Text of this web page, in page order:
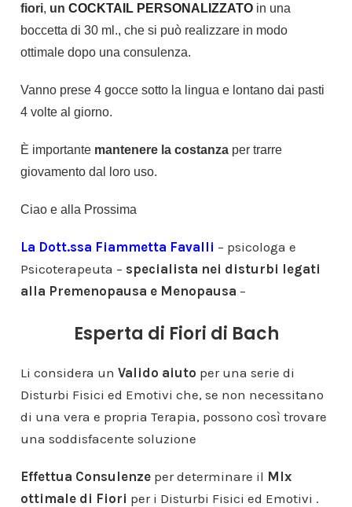
fiori, un COCKTAIL PERSONALIZZATOin una
boccetta di 30 ml., che si può realizzare in modo
ottimale dopo una consulenza.
Vanno prese 4 gocce sotto la lingua e lontano dai pasti
4 volte al giorno.
È importante mantenere la costanzaper trarre
giovamento dal loro uso.
Ciao e alla Prossima
La Dott.ssa Fiammetta Favalli – psicologa e
Psicoterapeuta – specialista nei disturbi legati
alla Premenopausa e Menopausa –
Esperta di Fiori di Bach
Li considera un Valido aiuto per una serie di
Disturbi Fisici ed Emotivi che, se non necessitano
di una vera e propria Terapia, possono così trovare
una soddisfacente soluzione
Effettua Consulenzeper determinare il MIx
ottimale di Fiori per i Disturbi Fisici ed Emotivi .